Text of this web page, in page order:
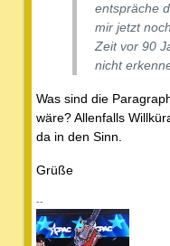
entspräche
mir jetzt
Zeit vor 90
nicht
Was sind die
wäre? Allenfalls
da in den Sinn.
Grüße
--